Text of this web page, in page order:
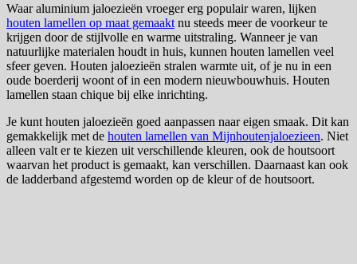
Waar aluminium jaloezieën vroeger erg populair waren, lijken
houten lamellen op maat gemaakt nu steeds meer de voorkeur te
krijgen door de stijlvolle en warme uitstraling. Wanneer je van
natuurlijke materialen houdt in huis, kunnen houten lamellen veel
sfeer geven. Houten jaloezieën stralen warmte uit, of je nu in een
oude boerderij woont of in een modern nieuwbouwhuis. Houten
lamellen staan chique bij elke inrichting.
Je kunt houten jaloezieën goed aanpassen naar eigen smaak. Dit kan
gemakkelijk met de houten lamellen van Mijnhoutenjaloezieen. Niet
alleen valt er te kiezen uit verschillende kleuren, ook de houtsoort
waarvan het product is gemaakt, kan verschillen. Daarnaast kan ook
de ladderband afgestemd worden op de kleur of de houtsoort.